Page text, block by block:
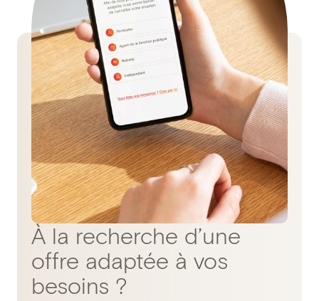
À la recherche d’une
offre adaptée à vos
besoins ?